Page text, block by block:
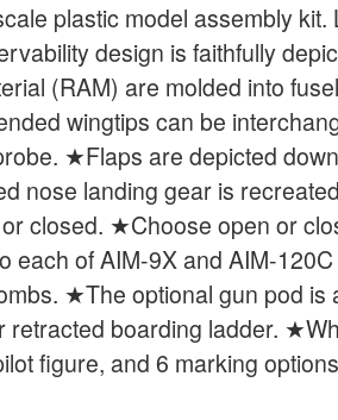
plastic model assembly
design is faithfully
(RAM) are molded into
wingtips can be
★Flaps are depicted
nose landing gear is
closed. ★Choose open or
each of AIM-9X and AIM-
★The optional gun pod
retracted boarding ladder.
figure, and 6 marking